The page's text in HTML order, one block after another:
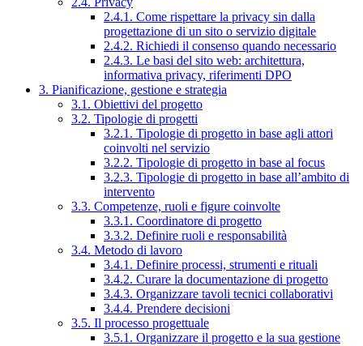
2.4.1. Come rispettare la privacy sin dalla
progettazione di un sito o servizio digitale
2.4.2. Richiedi il consenso quando necessario
2.4.3. Le basi del sito web: architettura,
informativa privacy, riferimenti DPO
3. Pianificazione, gestione e strategia
3.1. Obiettivi del progetto
3.2. Tipologie di progetti
3.2.1. Tipologie di progetto in base agli attori
coinvolti nel servizio
3.2.2. Tipologie di progetto in base al focus
3.2.3. Tipologie di progetto in base all’ambito di
intervento
3.3. Competenze, ruoli e figure coinvolte
3.3.1. Coordinatore di progetto
3.3.2. Definire ruoli e responsabilità
3.4. Metodo di lavoro
3.4.1. Definire processi, strumenti e rituali
3.4.2. Curare la documentazione di progetto
3.4.3. Organizzare tavoli tecnici collaborativi
3.4.4. Prendere decisioni
3.5. Il processo progettuale
3.5.1. Organizzare il progetto e la sua gestione